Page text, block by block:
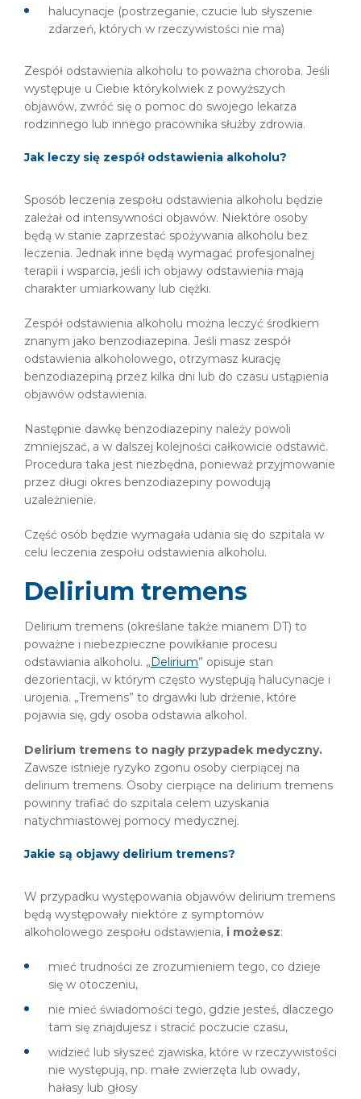
halucynacje (postrzeganie, czucie lub słyszenie
zdarzeń, których w rzeczywistości nie ma)
Zespół odstawienia alkoholu to poważna choroba. Jeśli
występuje u Ciebie którykolwiek z powyższych
objawów, zwróć się o pomoc do swojego lekarza
rodzinnego lub innego pracownika służby zdrowia.
Jak leczy się zespół odstawienia alkoholu?
Sposób leczenia zespołu odstawienia alkoholu będzie
zależał od intensywności objawów. Niektóre osoby
będą w stanie zaprzestać spożywania alkoholu bez
leczenia. Jednak inne będą wymagać profesjonalnej
terapii i wsparcia, jeśli ich objawy odstawienia mają
charakter umiarkowany lub ciężki.
Zespół odstawienia alkoholu można leczyć środkiem
znanym jako benzodiazepina. Jeśli masz zespół
odstawienia alkoholowego, otrzymasz kurację
benzodiazepiną przez kilka dni lub do czasu ustąpienia
objawów odstawienia.
Następnie dawkę benzodiazepiny należy powoli
zmniejszać, a w dalszej kolejności całkowicie odstawić.
Procedura taka jest niezbędna, ponieważ przyjmowanie
przez długi okres benzodiazepiny powodują
uzależnienie.
Część osób będzie wymagała udania się do szpitala w
celu leczenia zespołu odstawienia alkoholu.
Delirium tremens
Delirium tremens (określane także mianem DT) to
poważne i niebezpieczne powikłanie procesu
odstawiania alkoholu. „Delirium” opisuje stan
dezorientacji, w którym często występują halucynacje i
urojenia. „Tremens” to drgawki lub drżenie, które
pojawia się, gdy osoba odstawia alkohol.
Delirium tremens to nagły przypadek medyczny.
Zawsze istnieje ryzyko zgonu osoby cierpiącej na
delirium tremens. Osoby cierpiące na delirium tremens
powinny trafiać do szpitala celem uzyskania
natychmiastowej pomocy medycznej.
Jakie są objawy delirium tremens?
W przypadku występowania objawów delirium tremens
będą występowały niektóre z symptomów
alkoholowego zespołu odstawienia, i możesz:
mieć trudności ze zrozumieniem tego, co dzieje
się w otoczeniu,
nie mieć świadomości tego, gdzie jesteś, dlaczego
tam się znajdujesz i stracić poczucie czasu,
widzieć lub słyszeć zjawiska, które w rzeczywistości
nie występują, np. małe zwierzęta lub owady,
hałasy lub głosy